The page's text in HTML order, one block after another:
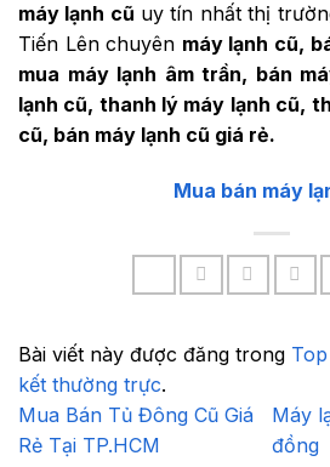
máy lạnh cũ uy tín nhất thị
Tiến Lên chuyên máy lạnh cũ,
mua máy lạnh âm trần, bán
lạnh cũ, thanh lý máy lạnh cũ,
cũ, bán máy lạnh cũ giá rẻ.
Mua bán máy
Bài viết này được đăng trong
kết thường trực.
Mua Bán Tủ Đông Cũ Giá
Rẻ Tại TP.HCM
Máy
đồng